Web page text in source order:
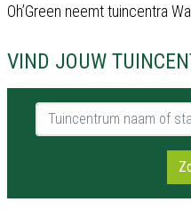
Oh’Green neemt tuincentra
VIND JOUW
Tuincentrum naam of stad